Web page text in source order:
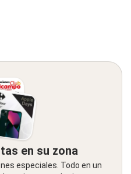
en su zona
especiales. Todo en un